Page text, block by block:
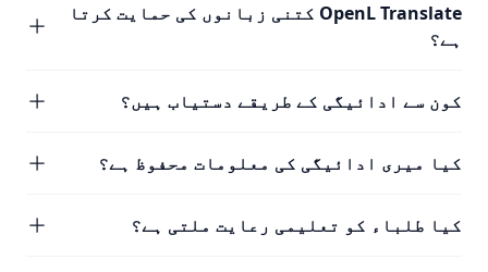
OpenL Translate کتنی زبانوں کی حمایت کرتا
ہے؟
کون سے ادائیگی کے طریقے دستیاب ہیں؟
کیا میری ادائیگی کی معلومات محفوظ ہے؟
کیا طلباء کو تعلیمی رعایت ملتی ہے؟